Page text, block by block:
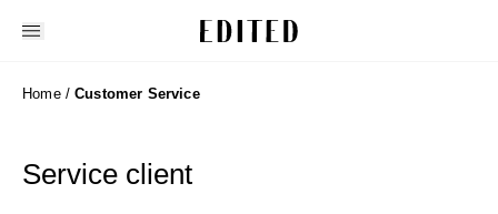
Home / Customer Service
Service client